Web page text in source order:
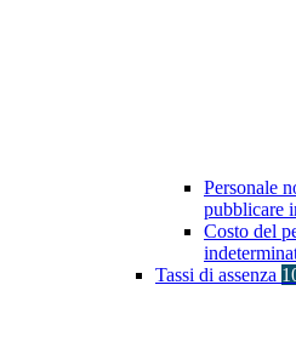
Personale
pubblicare
Costo del
Tassi di assenza